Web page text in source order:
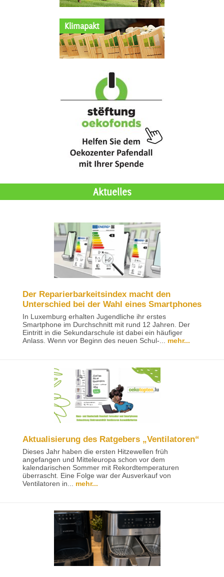
Klimapakt
Aktuelles
Der Reparierbarkeitsindex macht den
Unterschied bei der Wahl eines Smartphones
In Luxemburg erhalten Jugendliche ihr erstes
Smartphone im Durchschnitt mit rund 12 Jahren. Der
Eintritt in die Sekundarschule ist dabei ein häufiger
Anlass. Wenn vor Beginn des neuen Schul-... mehr...
Aktualisierung des Ratgebers „Ventilatoren“
Dieses Jahr haben die ersten Hitzewellen früh
angefangen und Mitteleuropa schon vor dem
kalendarischen Sommer mit Rekordtemperaturen
überrascht. Eine Folge war der Ausverkauf von
Ventilatoren in... mehr...